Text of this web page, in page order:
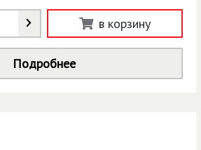
в корзину
Подробнее